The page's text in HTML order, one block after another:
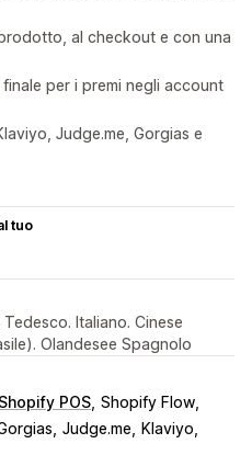
al checkout e con una
per i premi negli account
Judge.me, Gorgias e
tuo
Italiano. Cinese
Olandesee Spagnolo
Shopify POS Shopify Flow
Judge.me
Klaviyo